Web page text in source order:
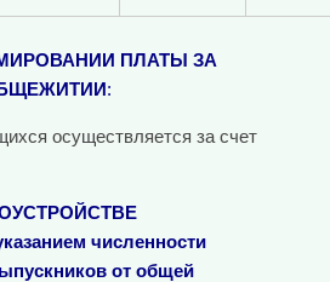
ПЛАТЫ ЗА
:
осуществляется за счет
численности
от общей